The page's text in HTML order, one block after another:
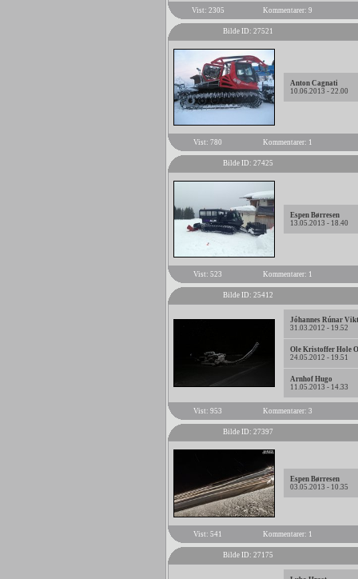
Vist: 2305 Kommentarer: 9
Bilde ID: 27521
Anton Cagnati
10.06.2013 - 22.00
Vist: 780 Kommentarer: 1
Bilde ID: 27425
Espen Børresen
13.05.2013 - 18.40
Vist: 523 Kommentarer: 1
Bilde ID: 25412
Jóhannes Rúnar
31.03.2012 - 19.52
Ole Kristoffer Hole
24.05.2012 - 19.51
Arnhof Hugo
11.05.2013 - 14.33
Vist: 953 Kommentarer: 3
Bilde ID: 27397
Espen Børresen
03.05.2013 - 10.35
Vist: 541 Kommentarer: 1
Bilde ID: 27175